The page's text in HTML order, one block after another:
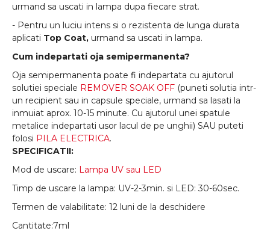
urmand sa uscati in lampa dupa fiecare strat.
- Pentru un luciu intens si o rezistenta de lunga durata
aplicati Top Coat, urmand sa uscati in lampa.
Cum indepartati oja semipermanenta?
Oja semipermanenta poate fi indepartata cu ajutorul
solutiei speciale REMOVER SOAK OFF (puneti solutia intr-
un recipient sau in capsule speciale, urmand sa lasati la
inmuiat aprox. 10-15 minute. Cu ajutorul unei spatule
metalice indepartati usor lacul de pe unghii) SAU puteti
folosi PILA ELECTRICA.
SPECIFICATII:
Mod de uscare: Lampa UV sau LED
Timp de uscare la lampa: UV-2-3min. si LED: 30-60sec.
Termen de valabilitate: 12 luni de la deschidere
Cantitate:7ml